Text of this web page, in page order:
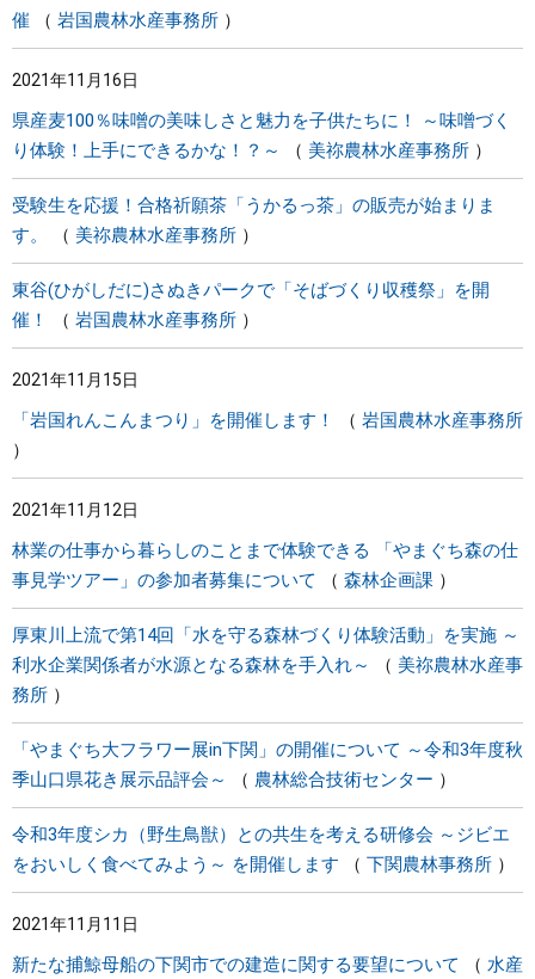
催
岩国農林水産事務所
2021年11月16日
県産麦100％味噌の美味しさと魅力を子供たちに！ ～味噌づく
り体験！上手にできるかな！？～
美祢農林水産事務所
受験生を応援！合格祈願茶「うかるっ茶」の販売が始まりま
す。
美祢農林水産事務所
東谷(ひがしだに)さぬきパークで「そばづくり収穫祭」を開
催！
岩国農林水産事務所
2021年11月15日
「岩国れんこんまつり」を開催します！ 岩国農林水産事務所
2021年11月12日
林業の仕事から暮らしのことまで体験できる 「やまぐち森の仕
事見学ツアー」の参加者募集について
森林企画課
厚東川上流で第14回「水を守る森林づくり体験活動」を実施 ～
利水企業関係者が水源となる森林を手入れ～
美祢農林水産事
務所
「やまぐち大フラワー展in下関」の開催について ～令和3年度秋
季山口県花き展示品評会～
農林総合技術センター
令和3年度シカ（野生鳥獣）との共生を考える研修会 ～ジビエ
をおいしく食べてみよう～ を開催します
下関農林事務所
2021年11月11日
新たな捕鯨母船の下関市での建造に関する要望について
水産